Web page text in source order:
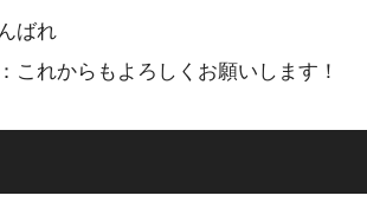
ばれ
これからもよろしくお願いします！